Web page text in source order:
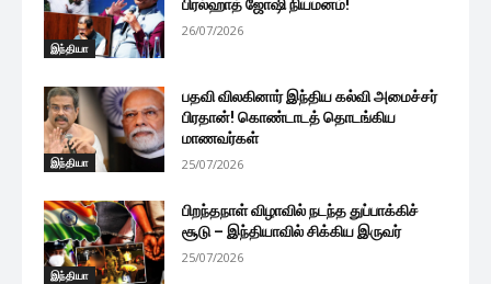
இந்தியா
பிரல்ஹாத் ஜோஷி நியமனம்!
26/07/2026
இந்தியா
பதவி விலகினார் இந்திய கல்வி அமைச்சர்
பிரதான்! கொண்டாடத் தொடங்கிய
மாணவர்கள்
25/07/2026
இந்தியா
பிறந்தநாள் விழாவில் நடந்த துப்பாக்கிச்
சூடு – இந்தியாவில் சிக்கிய இருவர்
25/07/2026